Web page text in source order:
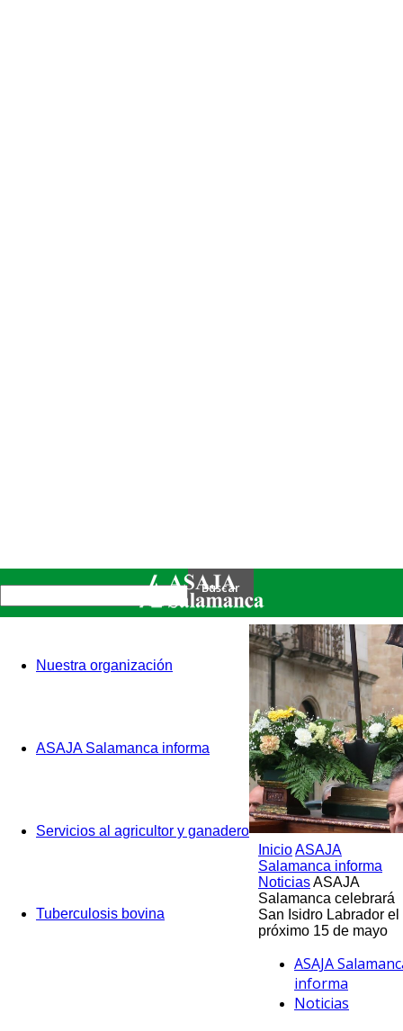
Nuestra organización
ASAJA Salamanca informa
Servicios al agricultor y ganadero
Tuberculosis bovina
InicioASAJA
Salamanca informa
NoticiasASAJA
Salamanca celebrará
San Isidro Labrador el
próximo 15 de mayo
ASAJA
informa
Noticias